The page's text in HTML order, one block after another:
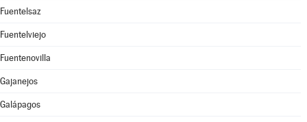
Fuentelsaz
Fuentelviejo
Fuentenovilla
Gajanejos
Galápagos